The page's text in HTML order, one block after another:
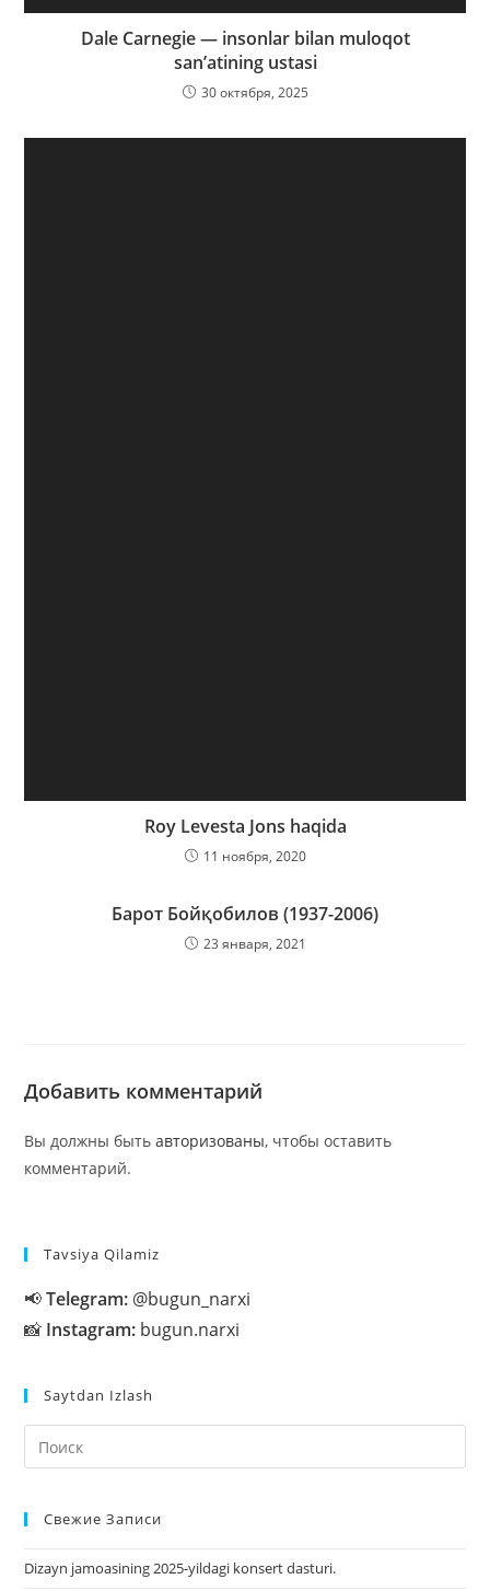
Dale Carnegie — insonlar bilan muloqot
san’atining ustasi
30 октября, 2025
Roy Levesta Jons haqida
11 ноября, 2020
Барот Бойқобилов (1937-2006)
23 января, 2021
Добавить комментарий
Вы должны бытьавторизованы, чтобы оставить
комментарий.
Tavsiya Qilamiz
📢Telegram: @bugun_narxi
📸 Instagram: bugun.narxi
Saytdan Izlash
Свежие Записи
Dizayn jamoasining 2025-yildagi konsert dasturi.